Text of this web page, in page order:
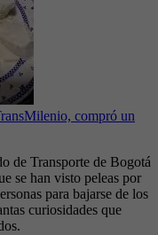
compró un
de Transporte de Bogotá
se han visto peleas por
para bajarse de los
curiosidades que